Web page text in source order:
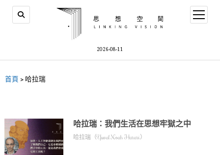
2026-08-11
首頁 > 哈拉瑞
哈拉瑞：我們生活在思想牢獄之中
哈拉瑞（Yuval Noah Harari）